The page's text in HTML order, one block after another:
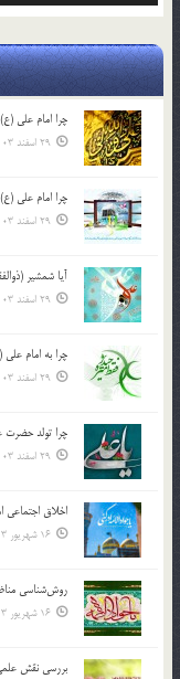
چرا امام علی
29 اسفند 03
چرا امام علی
29 اسفند 03
آیا شمشیر
29 اسفند 03
چرا به امام
29 اسفند 03
چرا تولد حضرت
29 اسفند 03
اخلاق اجتماعی
16 شهریور 03
روش‌شناسی
16 شهریور 03
بررسی نقش